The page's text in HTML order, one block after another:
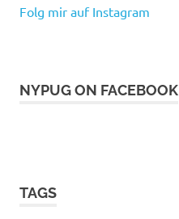
Folg mir auf Instagram
NYPUG ON FACEBOOK
TAGS